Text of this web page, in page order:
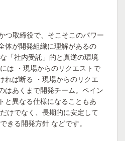
つ取締役で、そこそこのパワー
体が開発組織に理解があるの
「社内受託」的と真逆の環境
は ・現場からのリクエストで
れば断る ・現場からのリクエ
はあくまで開発チーム。ペイン
と異なる仕様になることもあ
けでなく、長期的に安定して
きる開発方針 などです。